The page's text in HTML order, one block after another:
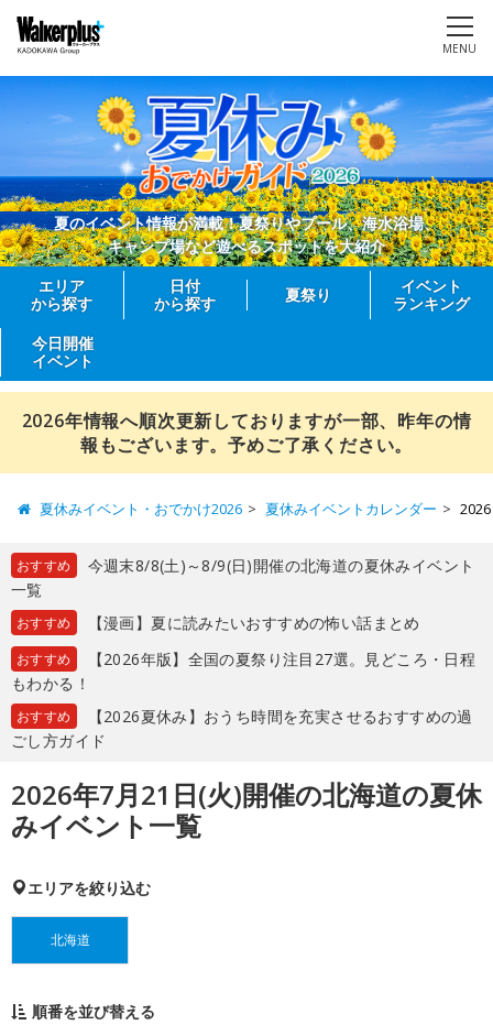
MENU
夏のイベント情報が満載！夏祭りやプール、海水浴場、
キャンプ場など遊べるスポットを大紹介
エリア
から探す
日付
から探す
夏祭り
イベント
ランキング
今日開催
イベント
2026年情報へ順次更新しておりますが一部、昨年の情
報もございます。予めご了承ください。
夏休みイベント・おでかけ2026 夏休みイベントカレンダー
おすすめ
今週末8/8(土)～8/9(日)開催の北海道の夏休みイベント
一覧
おすすめ 【漫画】夏に読みたいおすすめの怖い話まとめ
おすすめ
【2026年版】全国の夏祭り注目27選。見どころ・日程
もわかる！
おすすめ
【2026夏休み】おうち時間を充実させるおすすめの過
ごし方ガイド
2026年7月21日(火)開催の北海道の夏休
みイベント一覧
エリアを絞り込む
北海道
順番を並び替える